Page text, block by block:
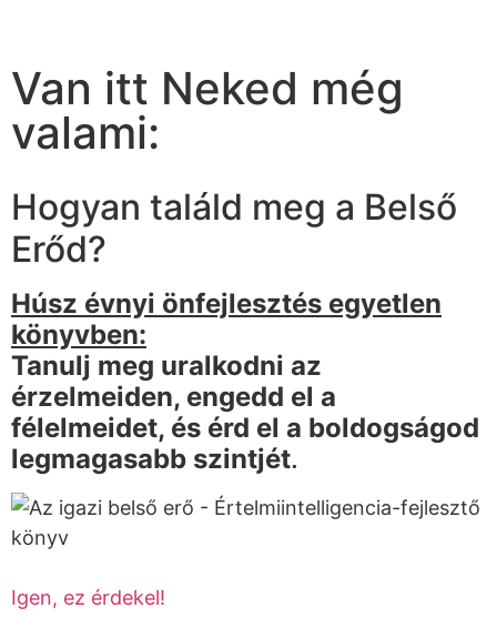
Van itt Neked még
valami:
Hogyan találd meg a Belső
Erőd?
Húsz évnyi önfejlesztés egyetlen
könyvben:
Tanulj meg uralkodni az
érzelmeiden, engedd el a
félelmeidet, és érd el a boldogságod
legmagasabb szintjét.
Igen, ez érdekel!